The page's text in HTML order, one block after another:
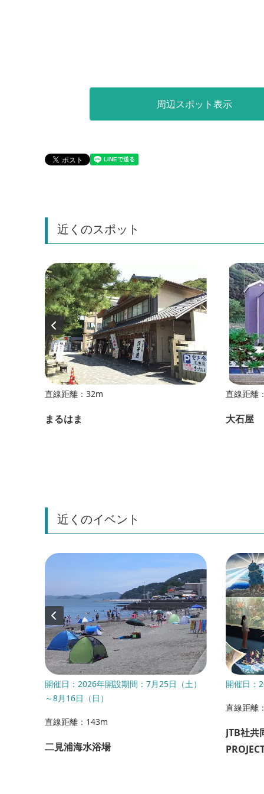
周辺スポット表示
近くのスポット
直線距離：32m
まるはま
直線距離
大石屋
近くのイベント
開催日：2026年開設期間：7月25日（土）
～8月16日（日）
直線距離：143m
二見浦海水浴場
開催日：
直線距離
JTB社